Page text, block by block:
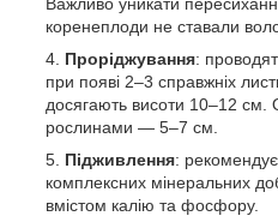
коренеплоди не ставали
Проріджування:
при появі 2–3 справжніх
досягають висоти 10–12 см.
рослинами — 5–7 см.
Підживлення:
комплексних мінеральних
вмістом калію та фосфору.